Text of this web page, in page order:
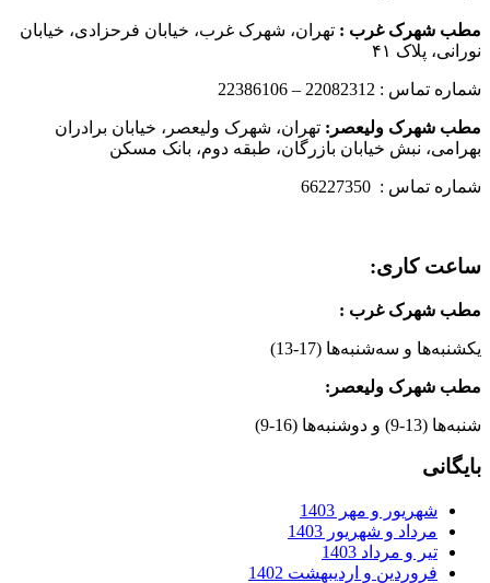
مطب شهرک غرب : تهران، شهرک غرب، خیابان فرحزادی، خیابان
نورانی، پلاک ۴۱
شماره تماس : 22082312 – 22386106
مطب شهرک ولیعصر: تهران، شهرک ولیعصر، خیابان برادران
بهرامی، نبش خیابان بازرگان، طبقه دوم، بانک مسکن
شماره تماس : 66227350
ساعت کاری:
مطب شهرک غرب :
یکشنبه‌ها و سه‌شنبه‌ها (17-13)
مطب شهرک ولیعصر:
شنبه‌ها (13-9) و دوشنبه‌ها (16-9)
بایگانی
شهریور و مهر 1403
مرداد و شهریور 1403
تیر و مرداد 1403
فروردین و اردیبهشت 1402